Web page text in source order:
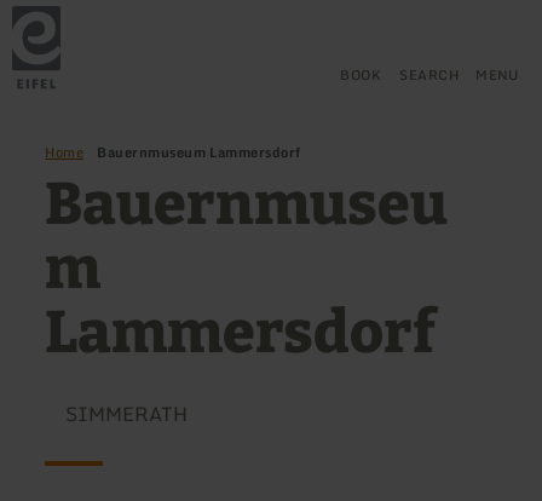
Back
to
home
page
BOOK SEARCH MENU
Home Bauernmuseum Lammersdorf
Bauernmuseu
m
Lammersdorf
SIMMERATH